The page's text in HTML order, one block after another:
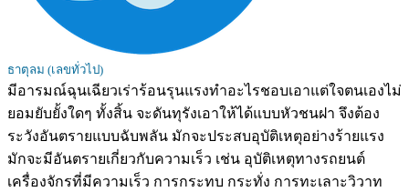
ธาตุลม (เลขทั่วไป)
มีอารมณ์ฉุนเฉียวเร่าร้อนรุนแรงทำอะไรชอบเอาแต่ใจตนเองไม่
ยอมยับยั้งใดๆ ทั้งสิ้น จะดันทุรังเอาให้ได้แบบหัวชนฝา จึงต้อง
ระวังอันตรายแบบฉับพลัน มักจะประสบอุบัติเหตุอย่างร้ายแรง
มักจะมีอันตรายเกี่ยวกับความเร็ว เช่น อุบัติเหตุทางรถยนต์
เครื่องจักรที่มีความเร็ว การกระทบ กระทั่ง การทะเลาะวิวาท